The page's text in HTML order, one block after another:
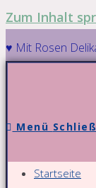
Zum Inhalt
♥ Mit Rosen
Menü
Startseite